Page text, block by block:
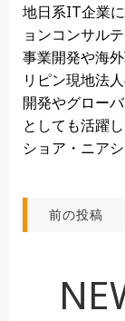
地日系IT企業
ョンコンサル
事業開発や海
リピン現地法
開発やグロー
としても活躍
ショア・ニア
投前の投稿